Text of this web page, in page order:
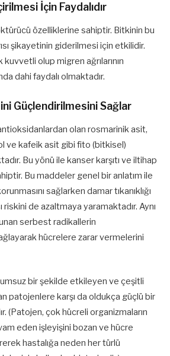
İçin Faydalıdır
özelliklerine sahiptir. Bitkinin bu
şikayetinin giderilmesi için etkilidir.
olup migren ağrılarının
dahi faydalı olmaktadır.
Güçlendirilmesini Sağlar
olan rosmarinik asit,
ve kafeik asit gibi fito (bitkisel)
Bu yönü ile kanser karşıtı ve iltihap
Bu maddeler genel bir anlatım ile
sağlarken damar tıkanıklığı
riskini de azaltmaya yaramaktadır. Aynı
serbest radikallerin
hücrelere zarar vermelerini
bir şekilde etkileyen ve çeşitli
patojenlere karşı da oldukça güçlü bir
(Patojen, çok hücreli organizmaların
eden işleyişini bozan ve hücre
hastalığa neden her türlü